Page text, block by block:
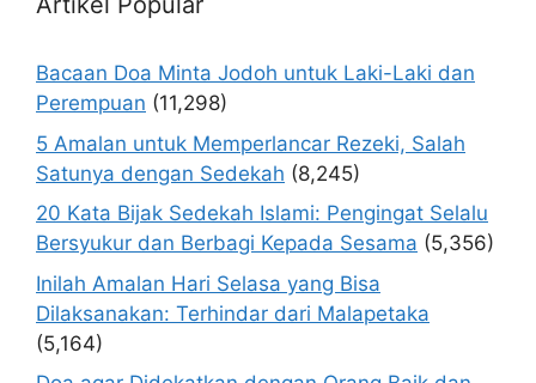
Bacaan Doa Minta Jodoh untuk Laki-Laki dan
Perempuan (11,298)
5 Amalan untuk Memperlancar Rezeki, Salah
Satunya dengan Sedekah (8,245)
20 Kata Bijak Sedekah Islami: Pengingat Selalu
Bersyukur dan Berbagi Kepada Sesama (5,356)
Inilah Amalan Hari Selasa yang Bisa
Dilaksanakan: Terhindar dari Malapetaka
(5,164)